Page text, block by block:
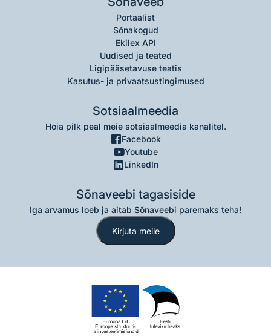
Portaalist
Sõnakogud
Ekilex API
Uudised ja teated
Ligipääsetavuse teatis
Kasutus- ja privaatsustingimused
Sotsiaalmeedia
Hoia pilk peal meie sotsiaalmeedia kanalitel.
Facebook
Youtube
LinkedIn
Sõnaveebi tagasiside
Iga arvamus loeb ja aitab Sõnaveebi paremaks teha!
Kirjuta meile